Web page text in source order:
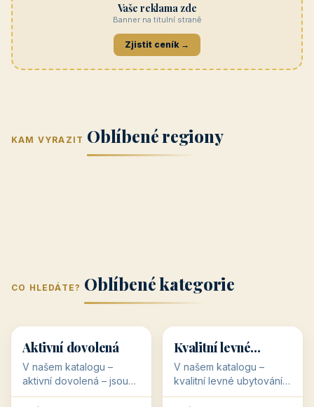
Vaše reklama zde
Banner na titulní straně
Zjistit ceník →
KAM VYRAZIT Oblíbené regiony
(Jihomoravský
kraj)
kraj)
Zlínský kraj Žilinský
Karlovarský
Střední Čechy
(Středočeský
CO HLEDÁTE? Oblíbené kategorie
🥾 36 objektů
Aktivní dovolená
V našem katalogu –
aktivní dovolená – jsou
pro Vás připraveny
💰
💰
34 objektů
Kvalitní levné
ubytování
V našem katalogu –
kvalitní levné ubytování –
jsou pro Vás připraveny